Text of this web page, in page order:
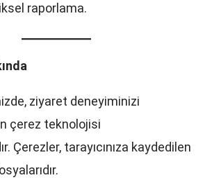
raporlama.
ziyaret deneyiminizi
çerez teknolojisi
Çerezler, tarayıcınıza kaydedilen